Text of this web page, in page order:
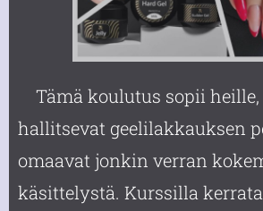
Tämä koulutus sopii heille,
hallitsevat geelilakkauksen
omaavat jonkin verran
käsittelystä. Kurssilla